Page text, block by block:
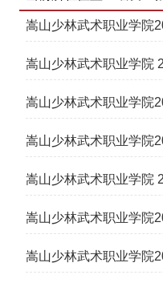
嵩山少林武术职业学院
嵩山少林武术职业学院
嵩山少林武术职业学院
嵩山少林武术职业学院
嵩山少林武术职业学院
嵩山少林武术职业学院
嵩山少林武术职业学院